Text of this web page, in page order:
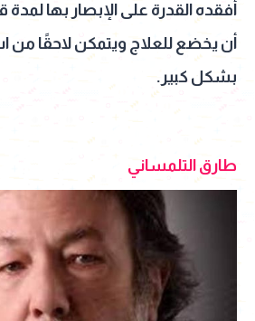
أفقده القدرة على الإبصار بها لمدة
أن يخضع للعلاج ويتمكن لاحقًا من
بشكل كبير.
طارق التلمساني